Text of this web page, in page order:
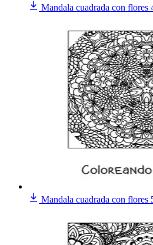
Mandala cuadrada con flores
Mandala cuadrada con flores